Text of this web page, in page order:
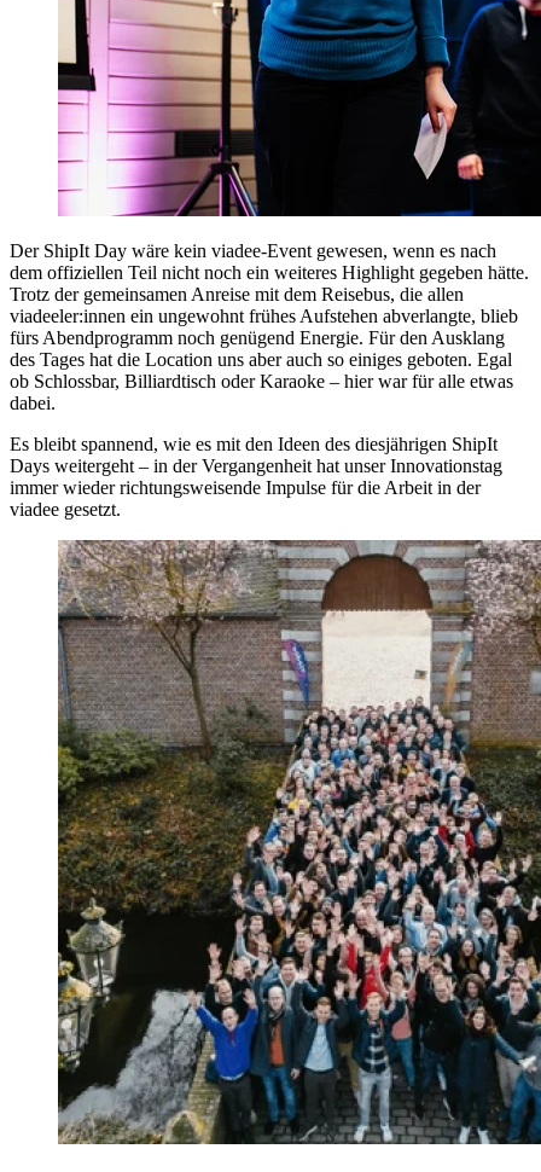
Der ShipIt Day wäre kein viadee-Event gewesen, wenn es nach
dem offiziellen Teil nicht noch ein weiteres Highlight gegeben hätte.
Trotz der gemeinsamen Anreise mit dem Reisebus, die allen
viadeeler:innen ein ungewohnt frühes Aufstehen abverlangte, blieb
fürs Abendprogramm noch genügend Energie. Für den Ausklang
des Tages hat die Location uns aber auch so einiges geboten. Egal
ob Schlossbar, Billiardtisch oder Karaoke – hier war für alle etwas
dabei.
Es bleibt spannend, wie es mit den Ideen des diesjährigen ShipIt
Days weitergeht – in der Vergangenheit hat unser Innovationstag
immer wieder richtungsweisende Impulse für die Arbeit in der
viadee gesetzt.